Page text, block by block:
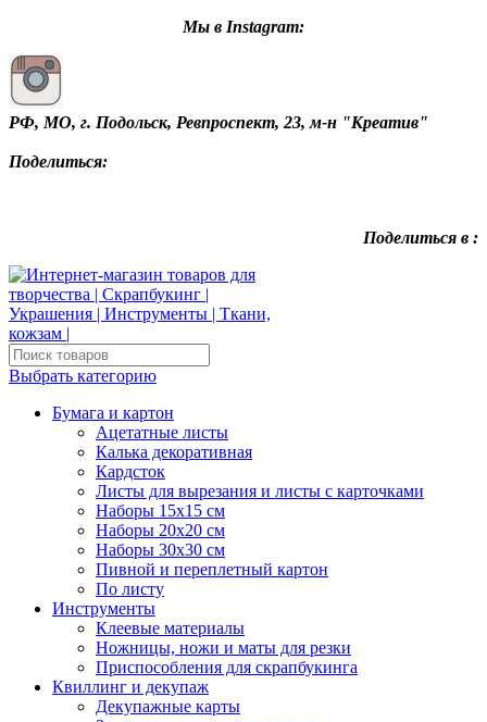
Мы в Instagram:
РФ, МО, г. Подольск, Ревпроспект, 23, м-н "Креатив"
Поделиться:
Поделиться в :
Выбрать категорию
Бумага и картон
Ацетатные листы
Калька декоративная
Кардсток
Листы для вырезания и листы с карточками
Наборы 15х15 см
Наборы 20х20 см
Наборы 30х30 см
Пивной и переплетный картон
По листу
Инструменты
Клеевые материалы
Ножницы, ножи и маты для резки
Приспособления для скрапбукинга
Квиллинг и декупаж
Декупажные карты